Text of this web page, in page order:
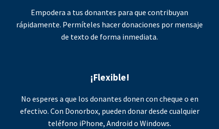
Empodera a tus donantes para que contribuyan
rápidamente. Permíteles hacer donaciones por mensaje
de texto de forma inmediata.
¡Flexible!
No esperes a que los donantes donen con cheque o en
efectivo. Con Donorbox, pueden donar desde cualquier
teléfono iPhone, Android o Windows.